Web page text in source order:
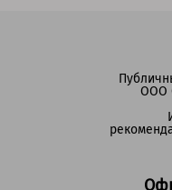
ООО